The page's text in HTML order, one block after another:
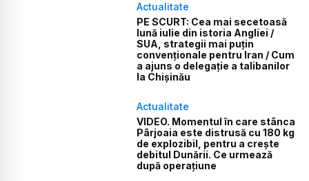
Actualitate
PE SCURT: Cea mai secetoasă
lună iulie din istoria Angliei /
SUA, strategii mai puțin
convenționale pentru Iran / Cum
a ajuns o delegație a talibanilor
la Chișinău
Actualitate
VIDEO. Momentul în care stânca
Pârjoaia este distrusă cu 180 kg
de explozibil, pentru a crește
debitul Dunării. Ce urmează
după operațiune